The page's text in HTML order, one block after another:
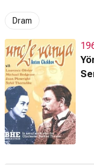
Dram